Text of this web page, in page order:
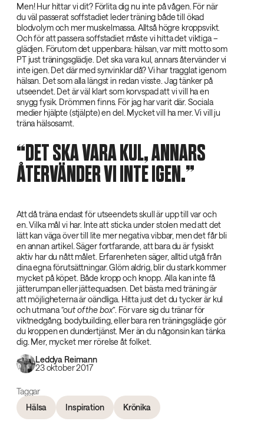
Men! Hur hittar vi dit? Förlita dig nu inte på vågen. För när
du väl passerat soffstadiet leder träning både till ökad
blodvolym och mer muskelmassa. Alltså högre kroppsvikt.
Och för att passera soffstadiet måste vi hitta det viktiga –
glädjen. Förutom det uppenbara: hälsan, var mitt motto som
PT just träningsglädje. Det ska vara kul, annars återvänder vi
inte igen. Det där med synvinklar då? Vi har tragglat igenom
hälsan. Det som alla längst in redan visste. Jag tänker på
utseendet. Det är väl klart som korvspad att vi vill ha en
snygg fysik. Drömmen finns. För jag har varit där. Sociala
medier hjälpte (stjälpte) en del. Mycket vill ha mer. Vi vill ju
träna hälsosamt.
DET SKA VARA KUL, ANNARS
ÅTERVÄNDER VI INTE IGEN.
Att då träna endast för utseendets skull är upp till var och
en. Vilka mål vi har. Inte att sticka under stolen med att det
lätt kan väga över till lite mer negativa vibbar, men det får bli
en annan artikel. Säger fortfarande, att bara du är fysiskt
aktiv har du nått målet. Erfarenheten säger, alltid utgå från
dina egna förutsättningar. Glöm aldrig, blir du stark kommer
mycket på köpet. Både kropp och knopp. Alla kan inte få
jätterumpan eller jättequadsen. Det bästa med träning är
att möjligheterna är oändliga. Hitta just det du tycker är kul
och utmana”out of the box”. För vare sig du tränar för
viktnedgång, bodybuilding, eller bara ren träningsglädje gör
du kroppen en dundertjänst. Mer än du någonsin kan tänka
dig. Mer, mycket mer rörelse åt folket.
Leddya Reimann
23 oktober 2017
Taggar
Hälsa
Inspiration Krönika